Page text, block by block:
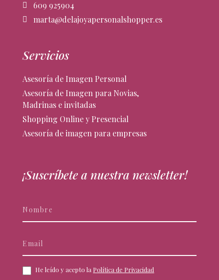
609 925904
marta@delajoyapersonalshopper.es
Servicios
Asesoría de Imagen Personal
Asesoría de Imagen para Novias,
Madrinas e invitadas
Shopping Online y Presencial
Asesoría de imagen para empresas
¡Suscríbete a nuestra newsletter!
He leído y acepto la Política de Privacidad
eres
deja
en